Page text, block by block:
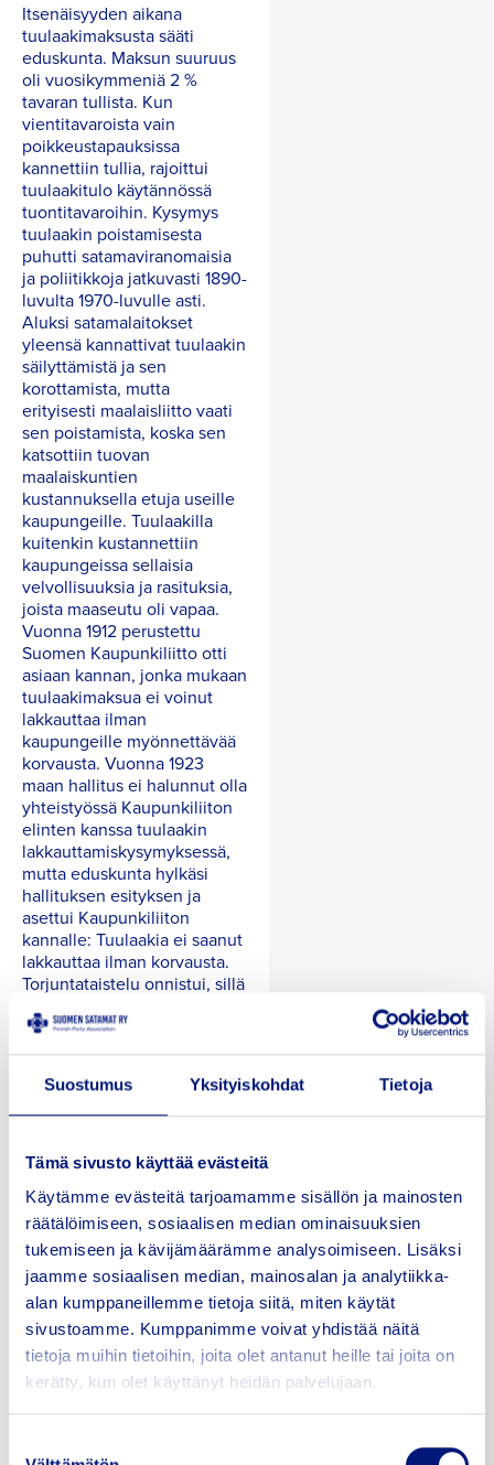
Suostumus Yksityiskohdat Tietoja
Tämä sivusto käyttää evästeitä
Käytämme evästeitä tarjoamamme sisällön ja mainosten
räätälöimiseen, sosiaalisen median ominaisuuksien
tukemiseen ja kävijämäärämme analysoimiseen. Lisäksi
jaamme sosiaalisen median, mainosalan ja analytiikka-
alan kumppaneillemme tietoja siitä, miten käytät
sivustoamme. Kumppanimme voivat yhdistää näitä
tietoja muihin tietoihin, joita olet antanut heille tai joita on
kerätty, kun olet käyttänyt heidän palvelujaan.
Itsenäisyyden aikana
tuulaakimaksusta sääti
eduskunta. Maksun suuruus
oli vuosikymmeniä 2 %
tavaran tullista. Kun
vientitavaroista vain
poikkeustapauksissa
kannettiin tullia, rajoittui
tuulaakitulo käytännössä
tuontitavaroihin. Kysymys
tuulaakin poistamisesta
puhutti satamaviranomaisia
ja poliitikkoja jatkuvasti 1890-
luvulta 1970-luvulle asti.
Aluksi satamalaitokset
yleensä kannattivat tuulaakin
säilyttämistä ja sen
korottamista, mutta
erityisesti maalaisliitto vaati
sen poistamista, koska sen
katsottiin tuovan
maalaiskuntien
kustannuksella etuja useille
kaupungeille. Tuulaakilla
kuitenkin kustannettiin
kaupungeissa sellaisia
velvollisuuksia ja rasituksia,
joista maaseutu oli vapaa.
Vuonna 1912 perustettu
Suomen Kaupunkiliitto otti
asiaan kannan, jonka mukaan
tuulaakimaksua ei voinut
lakkauttaa ilman
kaupungeille myönnettävää
korvausta. Vuonna 1923
maan hallitus ei halunnut olla
yhteistyössä Kaupunkiliiton
elinten kanssa tuulaakin
lakkauttamiskysymyksessä,
mutta eduskunta hylkäsi
hallituksen esityksen ja
asettui Kaupunkiliiton
kannalle: Tuulaakia ei saanut
lakkauttaa ilman korvausta.
Torjuntataistelu onnistui, sillä
eduskunta säilytti 1929
tuulaakin entisellään.
suhteellisen merkityksen
vähenemistä kuvastaa se,
muodostivat 22 % vuonna
1913 noin 12 % ja vuonna
1929 noin 8 % kaupunkien
kokonaistuloista. Tuulaaki- ja
satamatulojen suhteellisesti
alenevan osuuden selittää
etenkin se, että suoranaisten
verotulojen merkitys
kaupunkien taloudessa
kasvoi jatkuvasti. Tuulaakin
tuotto jakautui epätasaisesti
eri kaupunkien kesken, mikä